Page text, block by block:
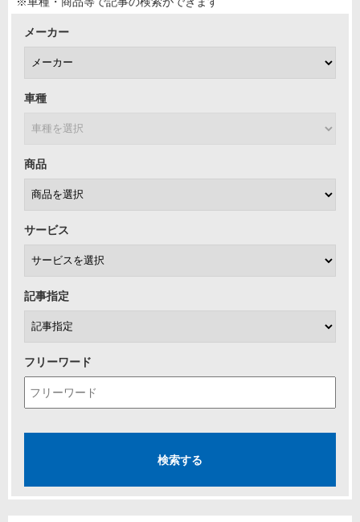
メーカー
車種
商品
サービス
記事指定
フリーワード